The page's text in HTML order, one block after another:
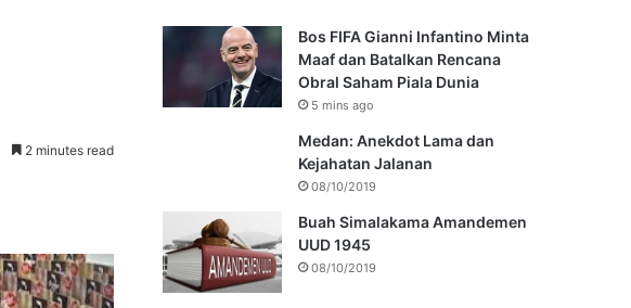
2 minutes read
Bos FIFA Gianni Infantino Minta
Maaf dan Batalkan Rencana
Obral Saham Piala Dunia
5 mins ago
Medan: Anekdot Lama dan
Kejahatan Jalanan
08/10/2019
Buah Simalakama Amandemen
UUD 1945
08/10/2019